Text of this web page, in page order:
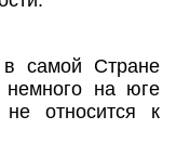
в самой Стране
на юге
относится к